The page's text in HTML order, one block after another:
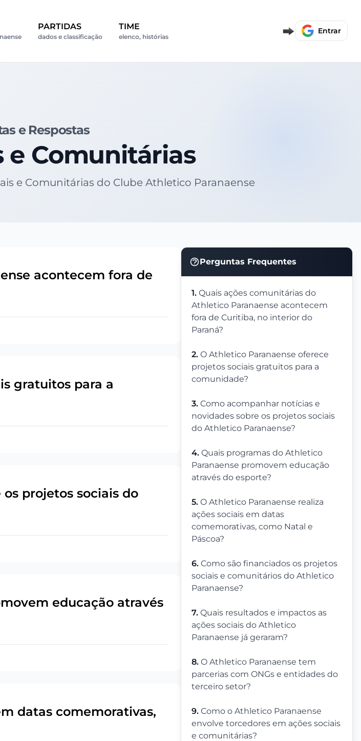
PARTIDAS
dados e classificação
TIME
elenco, histórias
Entrar
e Respostas
e Comunitárias
e Comunitárias do Clube Athletico Paranaense
Perguntas Frequentes
1. Quais ações comunitárias do
Athletico Paranaense acontecem
fora de Curitiba, no interior do
Paraná?
2. O Athletico Paranaense oferece
projetos sociais gratuitos para a
comunidade?
3. Como acompanhar notícias e
novidades sobre os projetos sociais
do Athletico Paranaense?
4. Quais programas do Athletico
Paranaense promovem educação
através do esporte?
5. O Athletico Paranaense realiza
ações sociais em datas
comemorativas, como Natal e
Páscoa?
6. Como são financiados os projetos
sociais e comunitários do Athletico
Paranaense?
7. Quais resultados e impactos as
ações sociais do Athletico
Paranaense já geraram?
8. O Athletico Paranaense tem
parcerias com ONGs e entidades do
terceiro setor?
9. Como o Athletico Paranaense
envolve torcedores em ações sociais
e comunitárias?
acontecem fora de
gratuitos para a
projetos sociais do
educação através
datas comemorativas,